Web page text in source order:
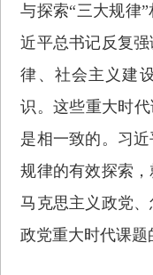
与探索“三大规律
近平总书记反复
律、社会主义建
识。这些重大时
是相一致的。习
规律的有效探索
马克思主义政党
政党重大时代课题